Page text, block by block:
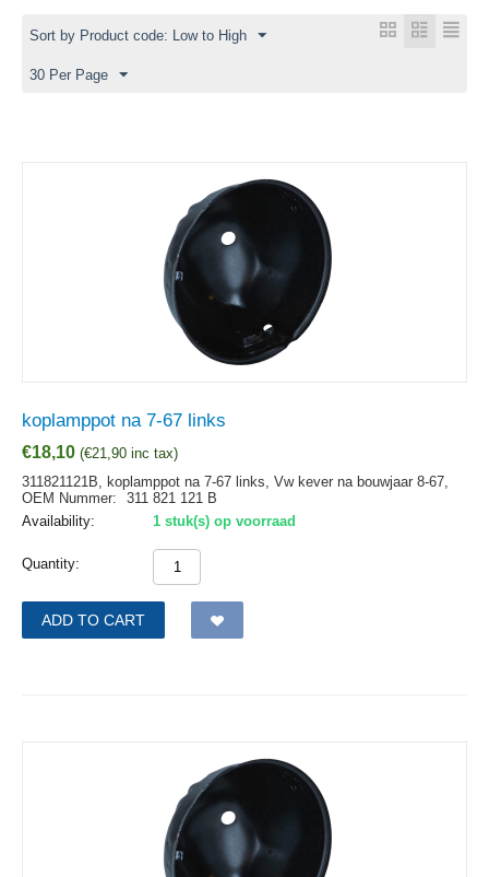
Sort by Product code: Low to High
30 Per Page
koplamppot na 7-67 links
€18,10 (€21,90 inc tax)
311821121B, koplamppot na 7-67 links, Vw kever na bouwjaar 8-67,
OEM Nummer:
311 821 121 B
Availability:
1 stuk(s) op voorraad
Quantity:
ADD TO CART